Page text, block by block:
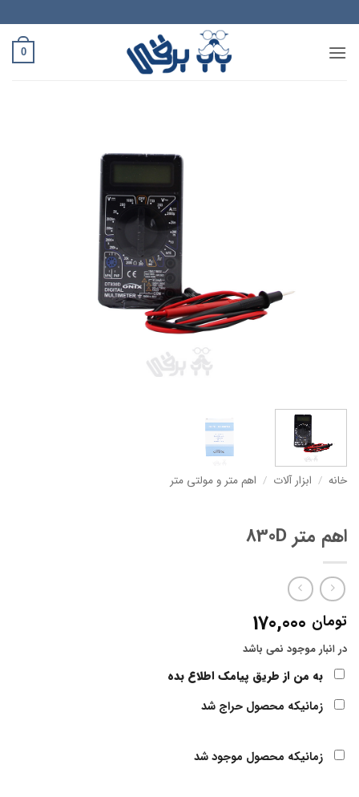
to
content
0
خانه / ابزار آلات / اهم متر و مولتی متر
اهم متر 830D
تومان
در انبار موجود نمی باشد
به من از طریق پیامک اطلاع بده
زمانیکه محصول حراج شد
زمانیکه محصول موجود شد